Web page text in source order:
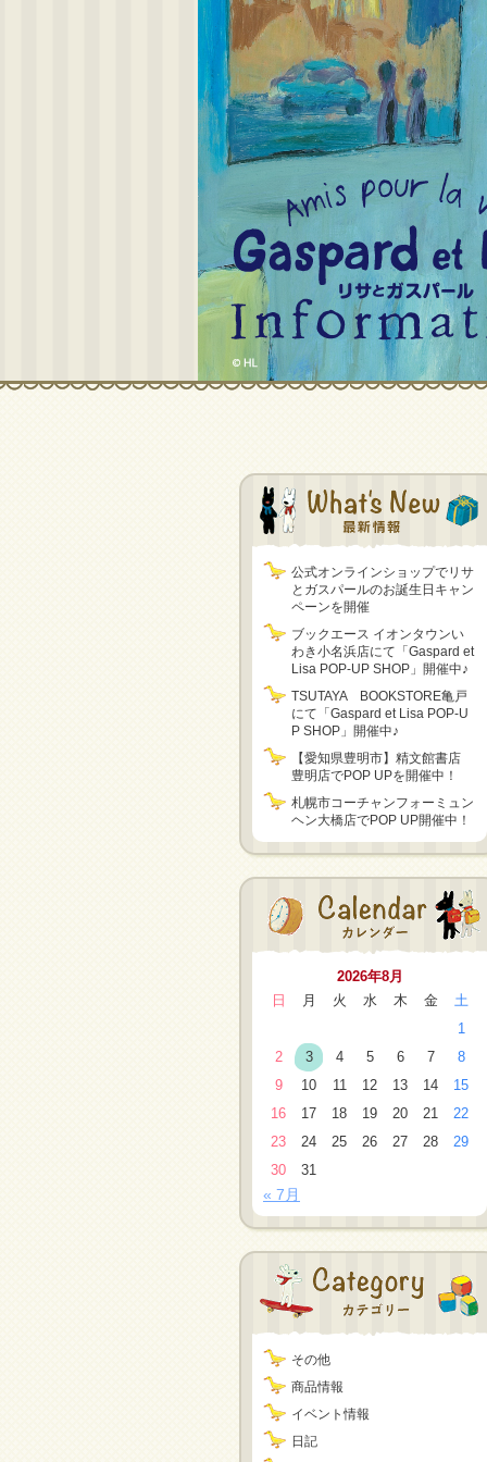
公式オンラインショップでリサ
とガスパールのお誕生日キャン
ペーンを開催
ブックエース イオンタウンい
わき小名浜店にて「Gaspard et
Lisa POP-UP SHOP」開催中♪
TSUTAYA BOOKSTORE亀戸
にて「Gaspard et Lisa POP-U
P SHOP」開催中♪
【愛知県豊明市】精文館書店
豊明店でPOP UPを開催中！
札幌市コーチャンフォーミュン
ヘン大橋店でPOP UP開催中！
2026年8月
日
月 火 水 木 金
土
1
2
3 4 5 6 7
8
9
10 11 12 13 14
15
16
17 18 19 20 21
22
23
24 25 26 27 28
29
30
31
« 7月
その他
商品情報
イベント情報
日記